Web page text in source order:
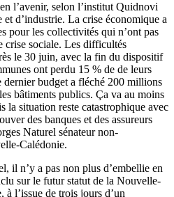
l’avenir, selon l’institut Quidnovi
d’industrie. La crise économique a
pour les collectivités qui n’ont pas
crise sociale. Les difficultés
le 30 juin, avec la fin du dispositif
ont perdu 15 % de de leurs
dernier budget a fléché 200 millions
bâtiments publics. Ça va au moins
la situation reste catastrophique avec
des banques et des assureurs
Naturel sénateur non-
Calédonie.
il n’y a pas non plus d’embellie en
sur le futur statut de la Nouvelle-
à l’issue de trois jours d’un